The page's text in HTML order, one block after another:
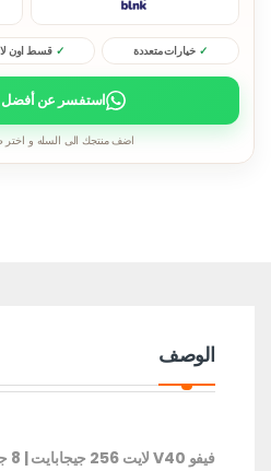
خيارات متعددة قسط اون
استفسر عن أفضل
اضف منتجك الى السله و اختر
الوصف
فيفو V40 لايت 256 جيجابايت | 8 جيجابايت رام | 4G LTE